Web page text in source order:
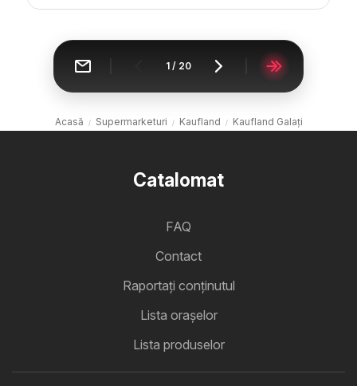
1 / 20
Acasă Supermarketuri Kaufland Kaufland Galați
Catalomat
FAQ
Contact
Raportați conținutul
Lista oraşelor
Lista produselor